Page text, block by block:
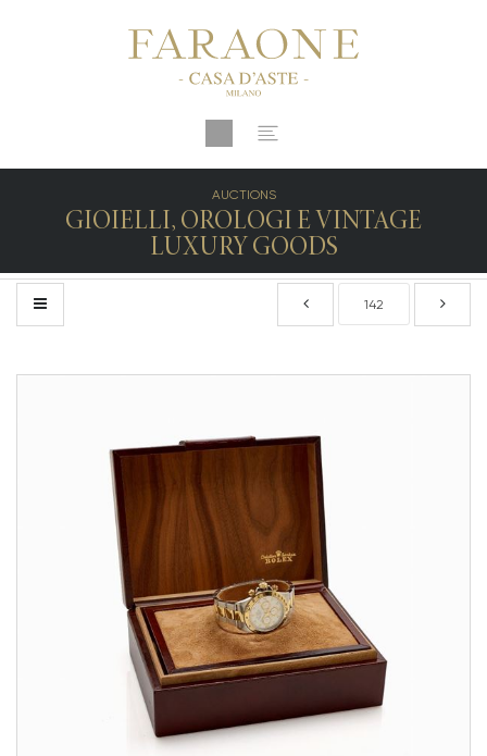
AUCTIONS
GIOIELLI, OROLOGI E VINTAGE
LUXURY GOODS